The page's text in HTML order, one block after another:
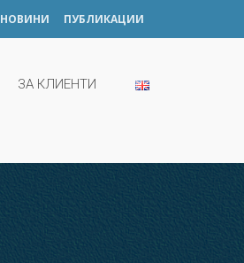
НОВИНИ ПУБЛИКАЦИИ
ЗА КЛИЕНТИ